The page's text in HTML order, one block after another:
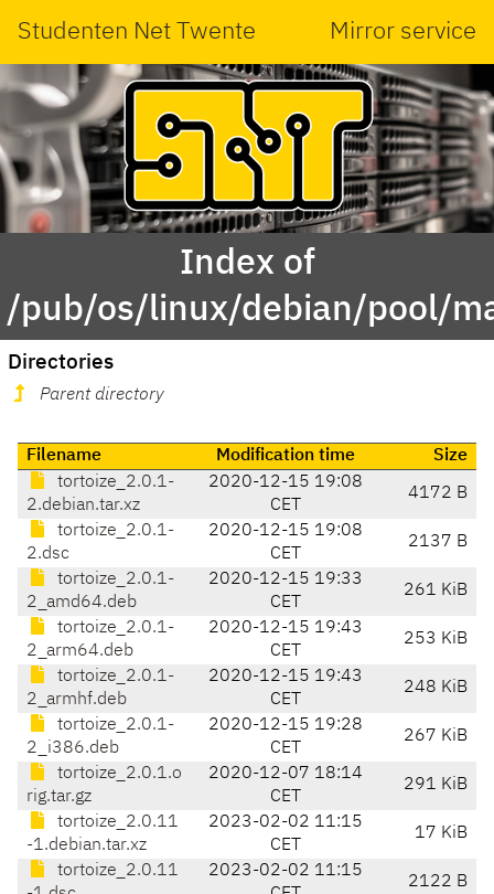
Studenten Net Twente Mirror service
Index of
/pub/os/linux/debian/pool/
Directories
Parent directory
Filename Modification time
Size
tortoize_2.0.1-
2.debian.tar.xz
2020-12-15 19:08
CET
4172 B
tortoize_2.0.1-
2.dsc
2020-12-15 19:08
CET
2137 B
tortoize_2.0.1-
2_amd64.deb
2020-12-15 19:33
CET
261 KiB
tortoize_2.0.1-
2_arm64.deb
2020-12-15 19:43
CET
253 KiB
tortoize_2.0.1-
2_armhf.deb
2020-12-15 19:43
CET
248 KiB
tortoize_2.0.1-
2_i386.deb
2020-12-15 19:28
CET
267 KiB
tortoize_2.0.1.o
rig.tar.gz
2020-12-07 18:14
CET
291 KiB
tortoize_2.0.11
-1.debian.tar.xz
2023-02-02 11:15
CET
17 KiB
tortoize_2.0.11
2023-02-02 11:15
2122 B